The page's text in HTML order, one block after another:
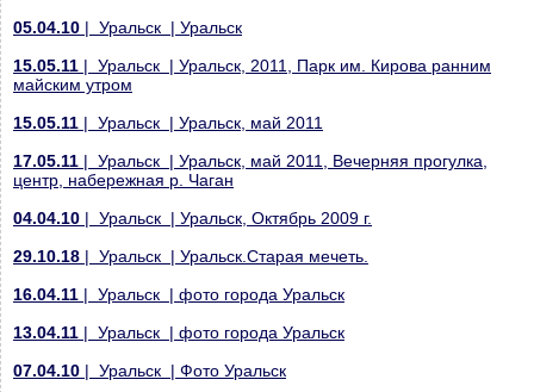
05.04.10 | Уральск | Уральск
15.05.11 | Уральск | Уральск, 2011, Парк им. Кирова ранним
майским утром
15.05.11 | Уральск | Уральск, май 2011
17.05.11 | Уральск | Уральск, май 2011, Вечерняя прогулка,
центр, набережная р. Чаган
04.04.10 | Уральск | Уральск, Октябрь 2009 г.
29.10.18 | Уральск | Уральск.Старая мечеть.
16.04.11 | Уральск | фото города Уральск
13.04.11 | Уральск | фото города Уральск
07.04.10 | Уральск | Фото Уральск